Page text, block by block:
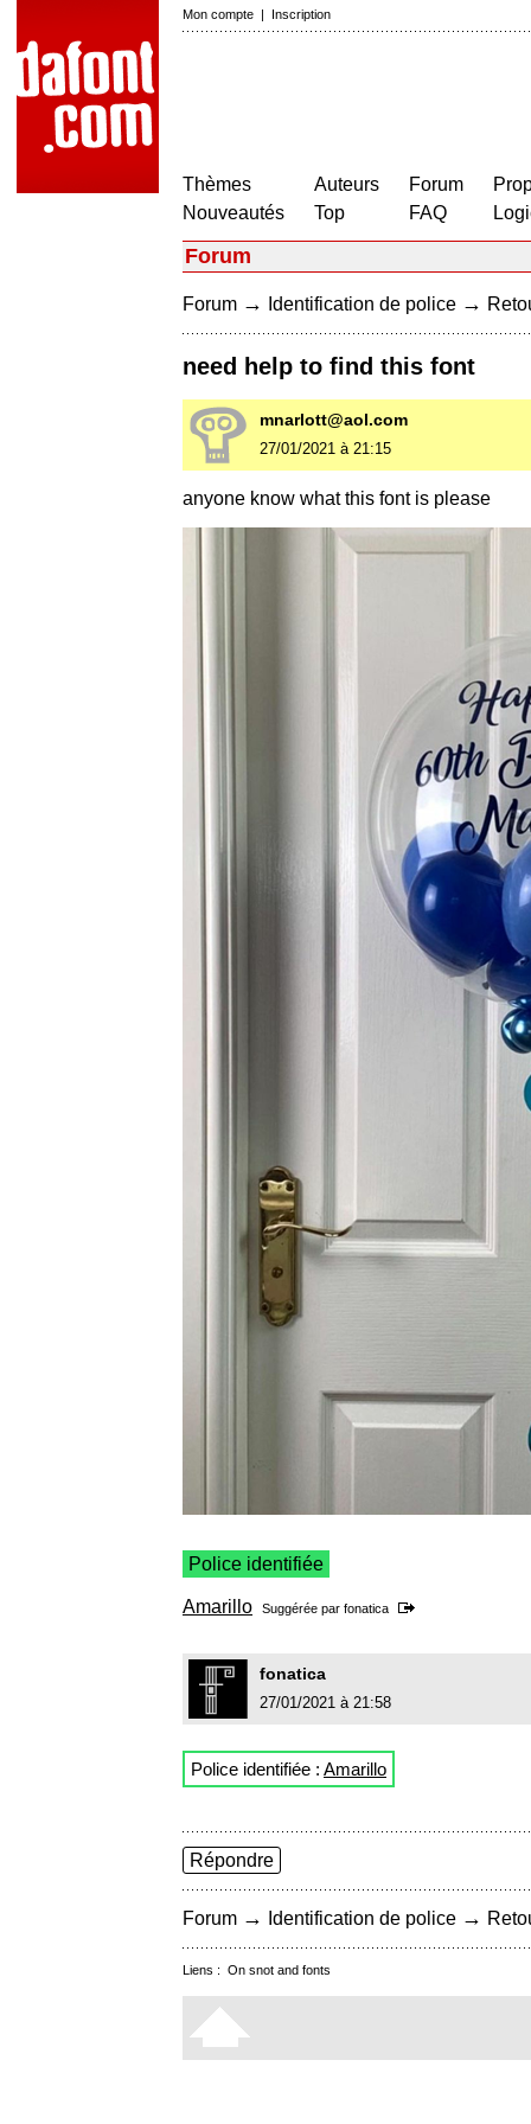
Mon compte | Inscription
Thèmes
Nouveautés
Auteurs
Top
Forum
FAQ
Forum
Forum → Identification de police →
need help to find this font
mnarlott@aol.com
27/01/2021 à 21:15
anyone know what this font is please
Police identifiée
Amarillo Suggérée par fonatica
fonatica
27/01/2021 à 21:58
Police identifiée : Amarillo
Répondre
Forum → Identification de police →
Liens : On snot and fonts